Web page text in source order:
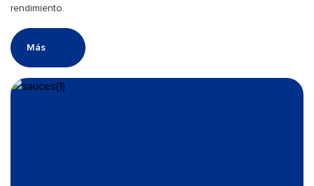
rendimiento.
Más